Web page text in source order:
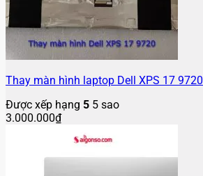
Thay màn hình laptop Dell XPS 17 9720
Được xếp hạng 5 5 sao
3.000.000₫